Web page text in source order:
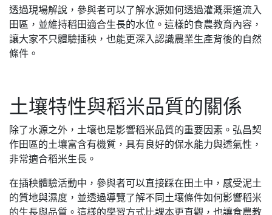
透過現場解說，參與者可以了解水源如何透過灌溉渠道流入
田區，並維持稻田適合生長的水位。這樣的食農教育內容，
讓大家不只體驗插秧，也能更深入認識農業生產背後的自然
條件。
土壤特性與稻米品質的關係
除了水源之外，土壤也是影響稻米品質的重要因素。弘昌契
作田區的土壤富含有機質，具有良好的保水能力與透氣性，
非常適合稻米生長。
在插秧體驗活動中，參與者可以直接踩在田土中，感受泥土
的質地與濕度，並透過導覽了解不同土壤條件如何影響稻米
的生長與品質。這樣的學習方式比課本更直觀，也讓食農教